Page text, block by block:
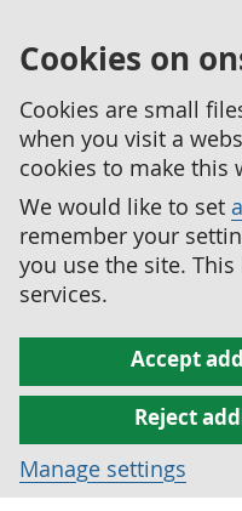
Cookies on
Cookies are small
when you visit a
cookies to make this
We would like to set
remember your
you use the site.
services.
Accept
Reject
Manage settings